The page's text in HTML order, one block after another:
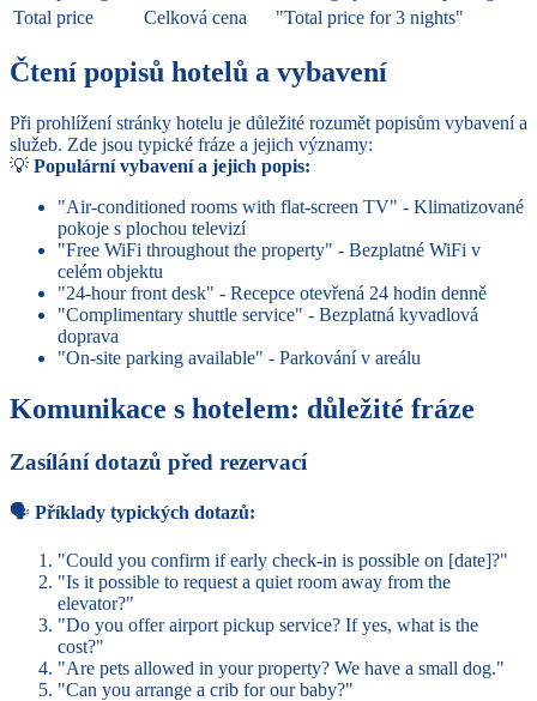
Total price
Celková cena "Total price for 3 nights"
Čtení popisů hotelů a vybavení
Při prohlížení stránky hotelu je důležité rozumět popisům vybavení a
služeb. Zde jsou typické fráze a jejich významy:
💡 Populární vybavení a jejich popis:
"Air-conditioned rooms with flat-screen TV" - Klimatizované
pokoje s plochou televizí
"Free WiFi throughout the property" - Bezplatné WiFi v
celém objektu
"24-hour front desk" - Recepce otevřená 24 hodin denně
"Complimentary shuttle service" - Bezplatná kyvadlová
doprava
"On-site parking available" - Parkování v areálu
Komunikace s hotelem: důležité fráze
Zasílání dotazů před rezervací
🗣️ Příklady typických dotazů:
"Could you confirm if early check-in is possible on [date]?"
"Is it possible to request a quiet room away from the
elevator?"
"Do you offer airport pickup service? If yes, what is the
cost?"
"Are pets allowed in your property? We have a small dog."
"Can you arrange a crib for our baby?"